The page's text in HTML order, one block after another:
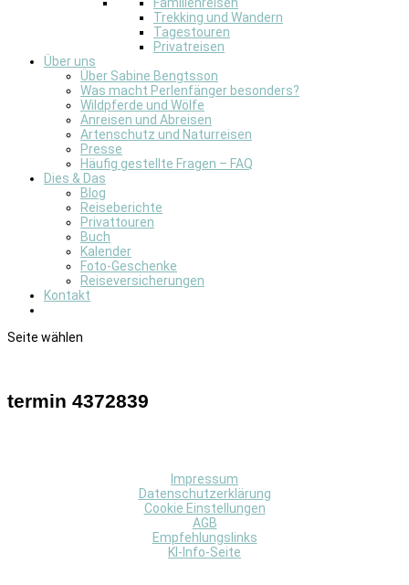
Trekking und Wandern
Tagestouren
Privatreisen
Über uns
Über Sabine Bengtsson
Was macht Perlenfänger besonders?
Wildpferde und Wölfe
Anreisen und Abreisen
Artenschutz und Naturreisen
Presse
Häufig gestellte Fragen – FAQ
Dies & Das
Blog
Reiseberichte
Privattouren
Buch
Kalender
Foto-Geschenke
Reiseversicherungen
Kontakt
Seite wählen
termin 4372839
Impressum
Datenschutzerklärung
Cookie Einstellungen
AGB
Empfehlungslinks
KI-Info-Seite